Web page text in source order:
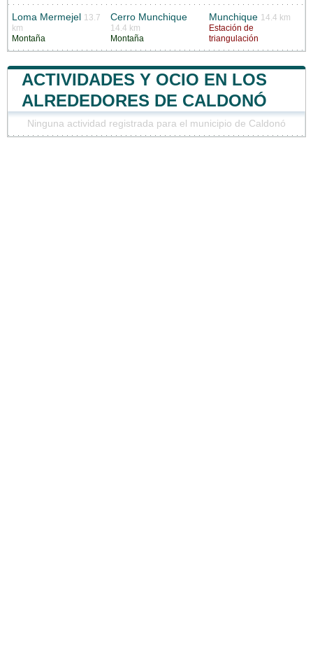
Loma Mermejel
13.7
km
Montaña
Cerro Munchique
14.4 km
Montaña
Munchique 14.4 km
Estación de
triangulación
ACTIVIDADES Y OCIO EN LOS
ALREDEDORES DE CALDONÓ
Ninguna actividad registrada para el municipio de Caldonó